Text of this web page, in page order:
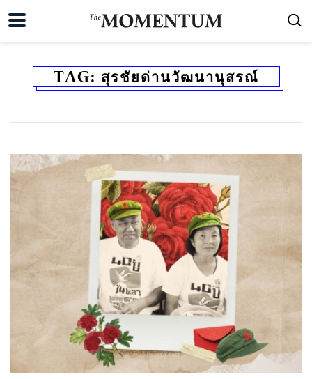
TAG: สุรชัยด่านวัฒนานุสรณ์
SHARE TWEET LINE EMAIL